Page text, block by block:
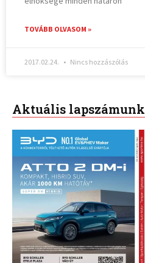
TOVÁBB OLVASOM »
2017.02.24. Nincs hozzászólás
Aktuális lapszámunk